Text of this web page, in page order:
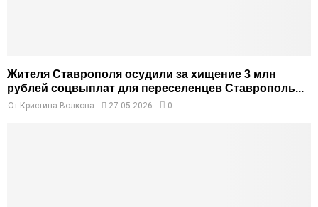
Жителя Ставрополя осудили за хищение 3 млн
рублей соцвыплат для переселенцев Ставрополь...
От Кристина Волкова 27.05.2026 0